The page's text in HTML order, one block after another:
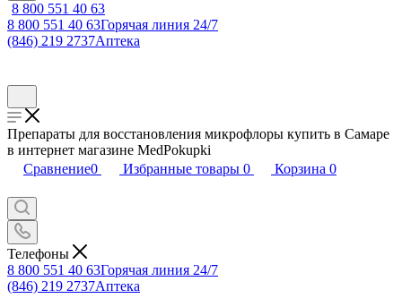
8 800 551 40 63
8 800 551 40 63Горячая линия 24/7
(846) 219 2737Аптека
Препараты для восстановления микрофлоры купить в Самаре
в интернет магазине MedPokupki
Сравнение0 Избранные товары 0 Корзина 0
Телефоны
8 800 551 40 63Горячая линия 24/7
(846) 219 2737Аптека